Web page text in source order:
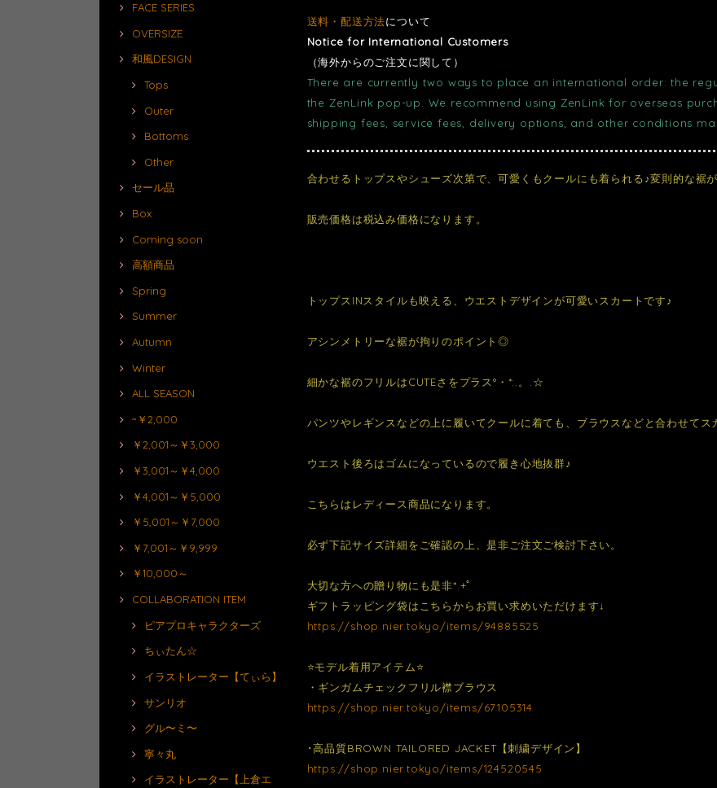
FACE SERIES
OVERSIZE
和風DESIGN
Tops
Outer
Bottoms
Other
セール品
Box
Coming soon
高額商品
Spring
Summer
Autumn
Winter
ALL SEASON
~￥2,000
￥2,001～￥3,000
￥3,001～￥4,000
￥4,001～￥5,000
￥5,001～￥7,000
￥7,001～￥9,999
￥10,000～
COLLABORATION ITEM
ピアプロキャラクターズ
ちぃたん☆
イラストレーター【てぃら】
サンリオ
グル〜ミ〜
寧々丸
イラストレーター【上倉エ
送料・配送方法について
Notice for International Customers
（海外からのご注文に関して）
There are currently two ways to place an international order: the
the ZenLink pop-up. We recommend using ZenLink for overseas
shipping fees, service fees, delivery options, and other conditions
合わせるトップスやシューズ次第で、可愛くもクールにも着られる♪変則的な裾
販売価格は税込み価格になります。
トップスINスタイルも映える、ウエストデザインが可愛いスカートです♪
アシンメトリーな裾が拘りのポイント◎
細かな裾のフリルはCUTEさをプラス°・*:.。.☆
パンツやレギンスなどの上に履いてクールに着ても、ブラウスなどと合わせて
ウエスト後ろはゴムになっているので履き心地抜群♪
こちらはレディース商品になります。
必ず下記サイズ詳細をご確認の上、是非ご注文ご検討下さい。
大切な方への贈り物にも是非*.+ﾟ
ギフトラッピング袋はこちらからお買い求めいただけます↓
https://shop.nier.tokyo/items/94885525
⭐️モデル着用アイテム⭐️
・ギンガムチェックフリル襟ブラウス
https://shop.nier.tokyo/items/67105314
･高品質BROWN TAILORED JACKET【刺繍デザイン】
https://shop.nier.tokyo/items/124520545